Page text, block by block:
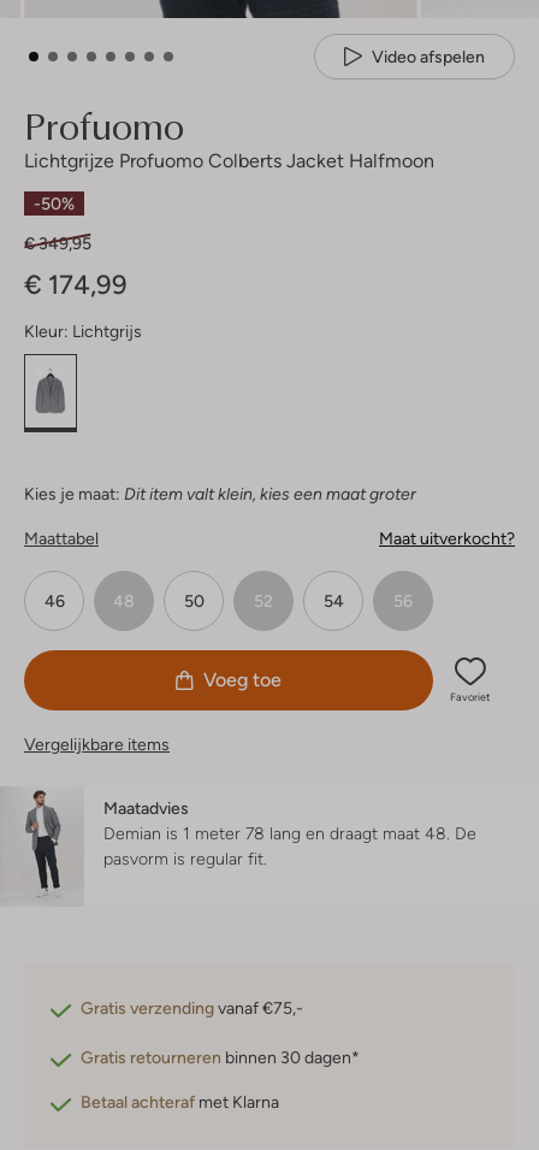
Video afspelen
Profuomo
Lichtgrijze Profuomo Colberts Jacket Halfmoon
-50%
€ 349,95
€ 174,99
Kleur: Lichtgrijs
Kies je maat: Dit item valt klein, kies een maat groter
Maattabel Maat uitverkocht?
46 48 50 52 54 56
Voeg toe
Favoriet
Vergelijkbare items
Maatadvies
Demian is 1 meter 78 lang en draagt maat 48. De
pasvorm is regular fit
Gratis verzendingvanaf €75,-
Gratis retourneren binnen 30 dagen*
Betaal achteraf met Klarna